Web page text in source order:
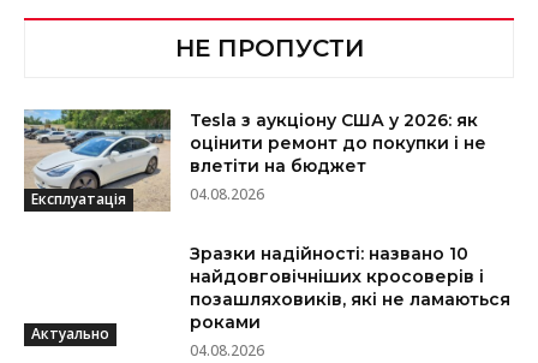
НЕ ПРОПУСТИ
Експлуатація
Tesla з аукціону США у 2026: як
оцінити ремонт до покупки і не
влетіти на бюджет
04.08.2026
Актуально
Зразки надійності: названо 10
найдовговічніших кросоверів і
позашляховиків, які не ламаються
роками
04.08.2026